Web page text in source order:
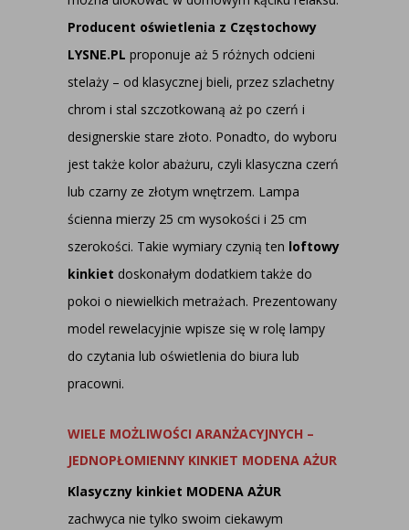
Producent oświetlenia z Częstochowy
LYSNE.PL proponuje aż 5 różnych odcieni
stelaży – od klasycznej bieli, przez szlachetny
chrom i stal szczotkowaną aż po czerń i
designerskie stare złoto. Ponadto, do wyboru
jest także kolor abażuru, czyli klasyczna czerń
lub czarny ze złotym wnętrzem. Lampa
ścienna mierzy 25 cm wysokości i 25 cm
szerokości. Takie wymiary czynią ten loftowy
kinkiet doskonałym dodatkiem także do
pokoi o niewielkich metrażach. Prezentowany
model rewelacyjnie wpisze się w rolę lampy
do czytania lub oświetlenia do biura lub
pracowni.
WIELE MOŻLIWOŚCI ARANŻACYJNYCH –
JEDNOPŁOMIENNY KINKIET MODENA AŻUR
Klasyczny kinkiet MODENA AŻUR
zachwyca nie tylko swoim ciekawym